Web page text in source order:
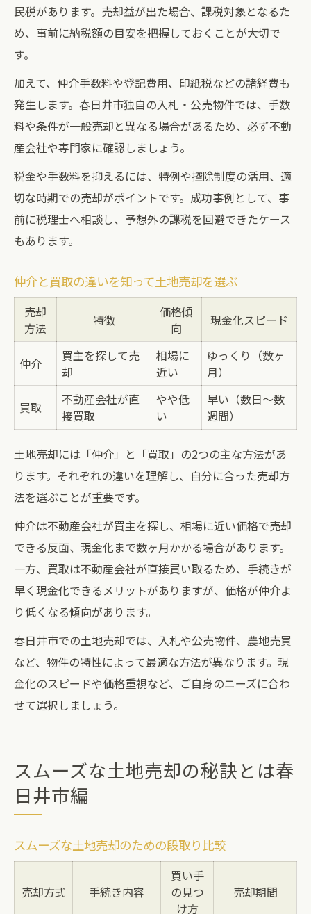
民税があります。売却益が出た場合、課税対象となるた
め、事前に納税額の目安を把握しておくことが大切で
す。
加えて、仲介手数料や登記費用、印紙税などの諸経費も
発生します。春日井市独自の入札・公売物件では、手数
料や条件が一般売却と異なる場合があるため、必ず不動
産会社や専門家に確認しましょう。
税金や手数料を抑えるには、特例や控除制度の活用、適
切な時期での売却がポイントです。成功事例として、事
前に税理士へ相談し、予想外の課税を回避できたケース
もあります。
仲介と買取の違いを知って土地売却を選ぶ
売却
方法
特徴
価格傾
向
現金化スピード
仲介
買主を探して売
却
相場に
近い
ゆっくり（数ヶ
月）
買取
不動産会社が直
接買取
やや低
い
早い（数日〜数
週間）
土地売却には「仲介」と「買取」の2つの主な方法があ
ります。それぞれの違いを理解し、自分に合った売却方
法を選ぶことが重要です。
仲介は不動産会社が買主を探し、相場に近い価格で売却
できる反面、現金化まで数ヶ月かかる場合があります。
一方、買取は不動産会社が直接買い取るため、手続きが
早く現金化できるメリットがありますが、価格が仲介よ
り低くなる傾向があります。
春日井市での土地売却では、入札や公売物件、農地売買
など、物件の特性によって最適な方法が異なります。現
金化のスピードや価格重視など、ご自身のニーズに合わ
せて選択しましょう。
スムーズな土地売却の秘訣とは春
日井市編
スムーズな土地売却のための段取り比較
売却方式 手続き内容
買い手
の見つ
け方
売却期間